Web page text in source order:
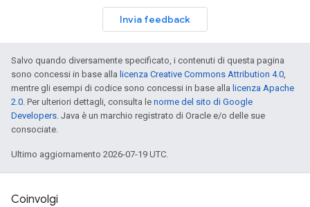
Invia feedback
Salvo quando diversamente specificato, i contenuti di questa pagina
sono concessi in base alla licenza Creative Commons Attribution 4.0,
mentre gli esempi di codice sono concessi in base alla licenza Apache
2.0. Per ulteriori dettagli, consulta le norme del sito di Google
Developers. Java è un marchio registrato di Oracle e/o delle sue
consociate.
Ultimo aggiornamento 2026-07-19 UTC.
Coinvolgi